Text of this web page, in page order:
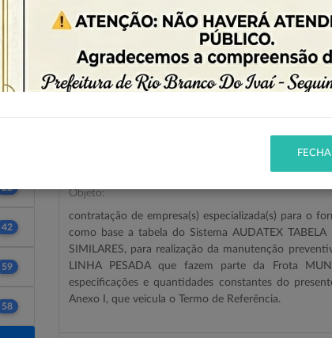
22
42
59
58
Publicado em: 26/08/2022
Objeto:
contratação de empresa(s) especializada(s) para o
como base a tabela do Sistema AUDATEXTABELA
SIMILARES, para realização da manutenção
LINHA PESADA que fazem parte da Frota
especificações e quantidades constantes do
Anexo I, que veicula o Termo de Referência.